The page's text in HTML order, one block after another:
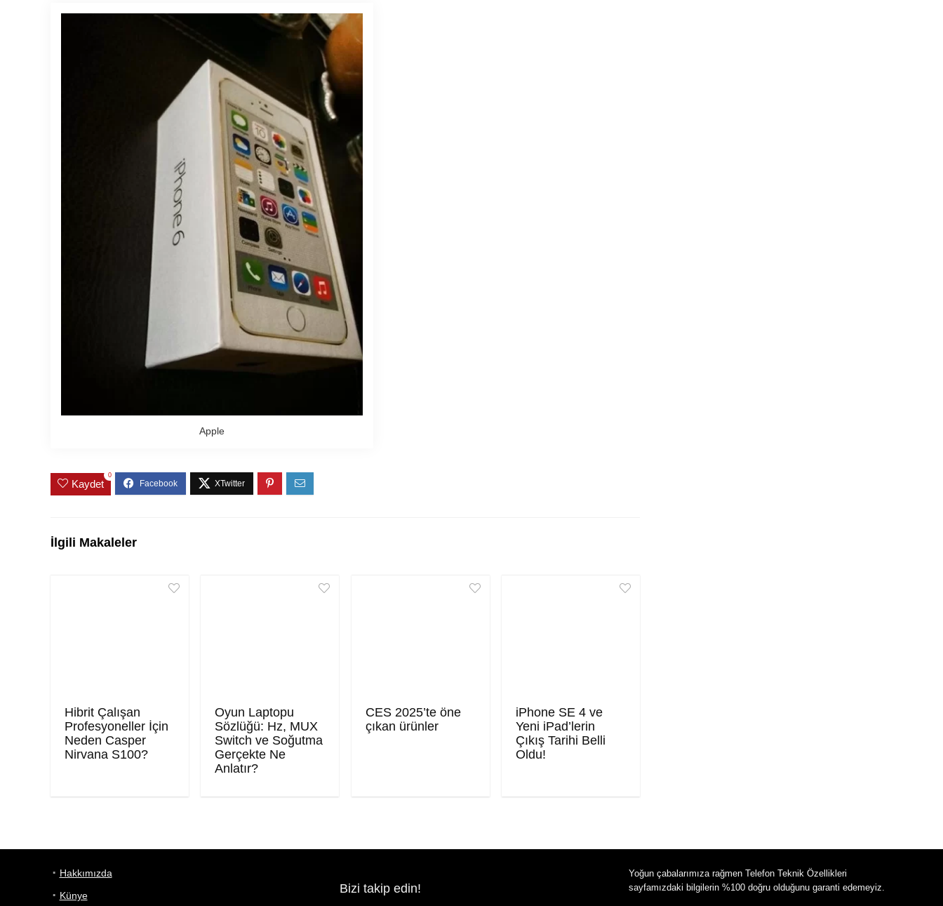
Apple
Kaydet
0
İlgili Makaleler
Hibrit Çalışan
Profesyoneller İçin
Neden Casper
Nirvana S100?
Oyun Laptopu
Sözlüğü: Hz, MUX
Switch ve Soğutma
Gerçekte Ne
Anlatır?
CES 2025’te öne
çıkan ürünler
iPhone SE 4 ve
Yeni iPad’lerin
Çıkış Tarihi Belli
Oldu!
Hakkımızda
Künye
Bizi takip edin!
Yoğun çabalarımıza rağmen Telefon Teknik Özellikleri
sayfamızdaki bilgilerin %100 doğru olduğunu garanti edemeyiz.